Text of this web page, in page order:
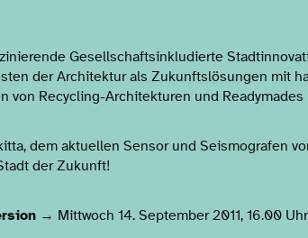
Gesellschaftsinkludierte
der Architektur als Zukunftslösungen mit
von Recycling-Architekturen und
dem aktuellen Sensor und Seismografen
der Zukunft!
→ Mittwoch 14. September 2011, 16.00 Uhr